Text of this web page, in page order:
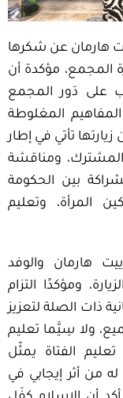
هارمان عن شكرها
المجمع، مؤكدة أن
على دَور المجمع
المغلوطة
تأتي في إطار
ومناقشة
بين الحكومة
المرأة، وتعليم
هارمان والوفد
ومؤكدًا التزام
ذات الصلة لتعزيز
ولا سِيَّما تعليم
الفتاة يمثّل
من أثر إيجابي في